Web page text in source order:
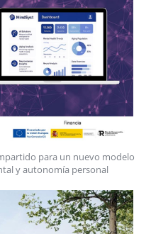
para un nuevo modelo
y autonomía personal